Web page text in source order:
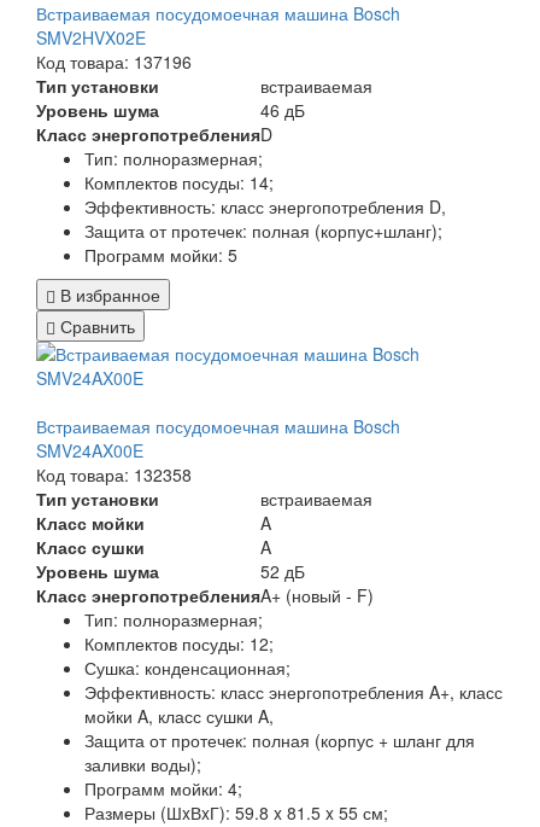
Встраиваемая посудомоечная машина Bosch
SMV2HVX02E
Код товара: 137196
Тип установки
встраиваемая
Уровень шума
46 дБ
Класс энергопотребленияD
Тип: полноразмерная;
Комплектов посуды: 14;
Эффективность: класс энергопотребления D,
Защита от протечек: полная (корпус+шланг);
Программ мойки: 5
В избранное
Сравнить
Встраиваемая посудомоечная машина Bosch
SMV24AX00E
Код товара: 132358
Тип установки
встраиваемая
Класс мойки
A
Класс сушки
A
Уровень шума
52 дБ
Класс энергопотребленияA+ (новый - F)
Тип: полноразмерная;
Комплектов посуды: 12;
Сушка: конденсационная;
Эффективность: класс энергопотребления A+, класс
мойки A, класс сушки A,
Защита от протечек: полная (корпус + шланг для
заливки воды);
Программ мойки: 4;
Размеры (ШxВxГ): 59.8 x 81.5 x 55 см;